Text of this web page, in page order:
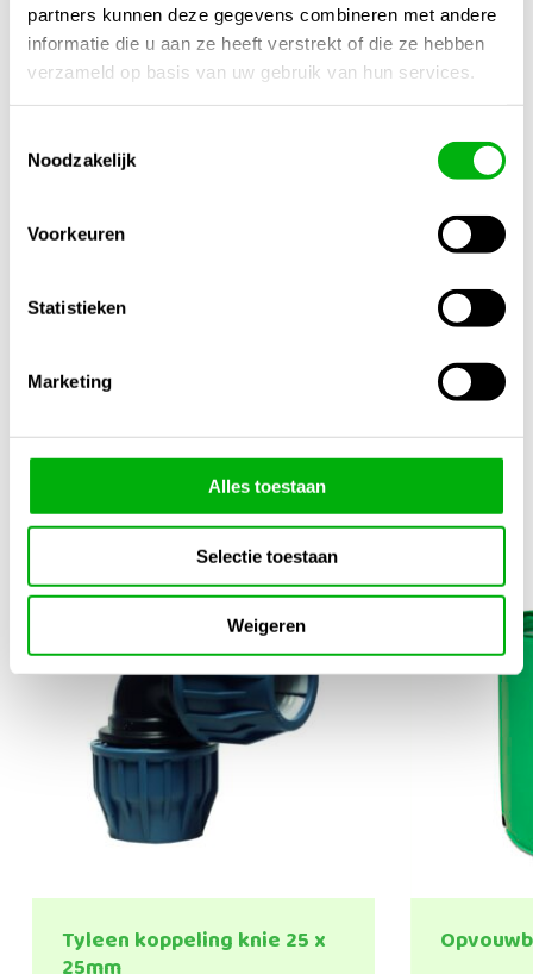
partners kunnen deze gegevens combineren met andere
informatie die u aan ze heeft verstrekt of die ze hebben
verzameld op basis van uw gebruik van hun services.
Noodzakelijk
Voorkeuren
Statistieken
Marketing
Alles toestaan
Selectie toestaan
Weigeren
Afmetingen
N/B
Gewicht
Materiaal
Kweek Toepassing
Gerelateerde producten
Tyleen koppeling knie 25 x